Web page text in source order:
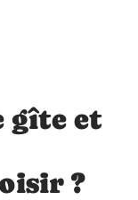
gîte et
?